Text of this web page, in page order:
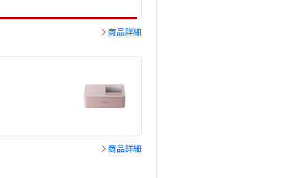
商品詳細
商品詳細